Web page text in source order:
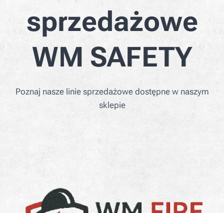
sprzedażowe
WM SAFETY
Poznaj nasze linie sprzedażowe dostępne w naszym
sklepie